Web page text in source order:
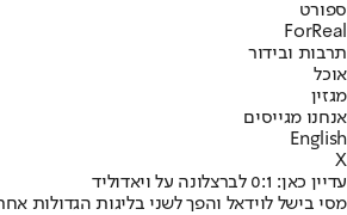
ספורט
ForReal
תרבות ובידור
אוכל
מגזין
אנחנו מגייסים
English
X
עדיין כאן: 0:1 לברצלונה על ויאדוליד
מסי בישל לוידאל והפך לשני בליגות הגדולות אחרי תיירי הנרי